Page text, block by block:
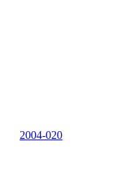
2004-020